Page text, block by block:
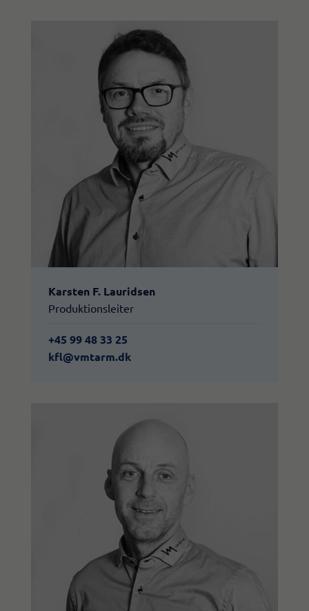
Karsten F. Lauridsen
Produktionsleiter
+45 99 48 33 25
kfl@vmtarm.dk